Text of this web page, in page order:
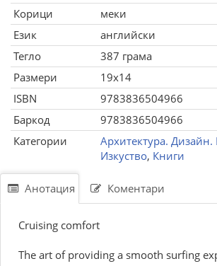
Корици
меки
Език
английски
Тегло
387 грама
Размери
19x14
ISBN
9783836504966
Баркод
9783836504966
Категории
Архитектура.
Изкуство, Книги
Анотация Коментари
Cruising comfort
The art of providing a smooth surfing